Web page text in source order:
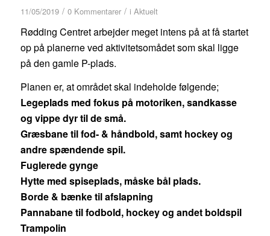
11/05/2019 / 0 Kommentarer / i Aktuelt
Rødding Centret arbejder meget intens på at få startet
op på planerne ved aktivitetsomådet som skal ligge
på den gamle P-plads.
Planen er, at området skal indeholde følgende;
Legeplads med fokus på motoriken, sandkasse
og vippe dyr til de små.
Græsbane til fod- & håndbold, samt hockey og
andre spændende spil.
Fuglerede gynge
Hytte med spiseplads, måske bål plads.
Borde & bænke til afslapning
Pannabane til fodbold, hockey og andet boldspil
Trampolin